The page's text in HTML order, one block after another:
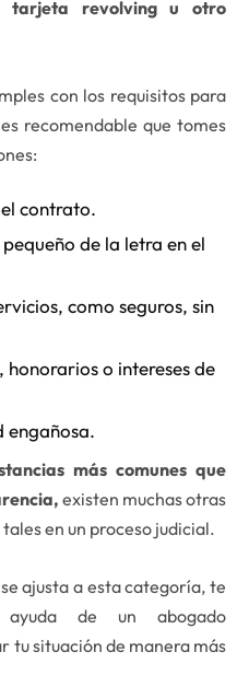
revolving u otro
con los requisitos para
recomendable que tomes
contrato.
de la letra en el
como seguros, sin
honorarios o intereses de
engañosa.
más comunes que
existen muchas otras
en un proceso judicial.
ajusta a esta categoría, te
ayuda de un abogado
tu situación de manera más